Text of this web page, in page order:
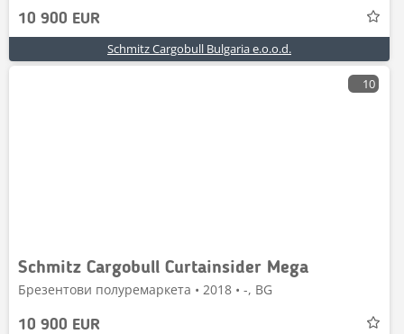
10 900 EUR
Schmitz Cargobull Bulgaria e.o.o.d.
10
Schmitz Cargobull Curtainsider Mega
Брезентови полуремаркета • 2018 • -, BG
10 900 EUR